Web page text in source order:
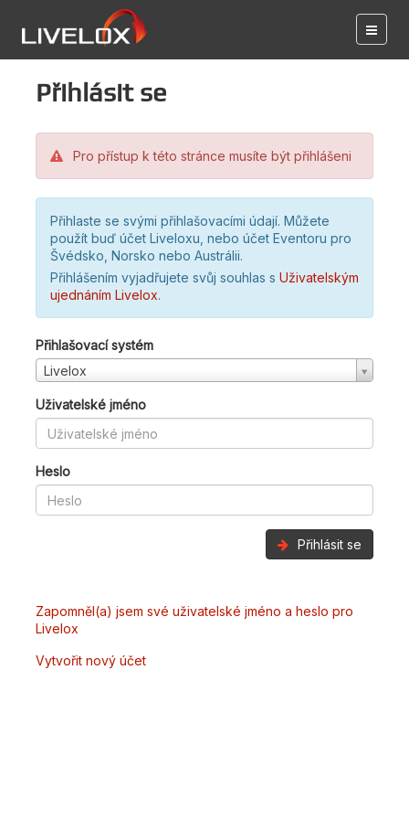
Přihlásit se
Pro přístup k této stránce musíte být přihlášeni
Přihlaste se svými přihlašovacími údají. Můžete
použít buď účet Liveloxu, nebo účet Eventoru pro
Švédsko, Norsko nebo Austrálii.
Přihlášením vyjadřujete svůj souhlas s Uživatelským
ujednáním Livelox.
Přihlašovací systém
Livelox
Uživatelské jméno
Heslo
Přihlásit se
Zapomněl(a) jsem své uživatelské jméno a heslo pro
Livelox
Vytvořit nový účet